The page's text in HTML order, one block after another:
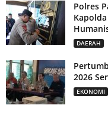
Polres
DAERAH
2026
EKONOMI